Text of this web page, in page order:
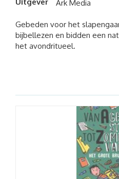
Ark Media
Gebeden voor het
bijbellezen en bidden een
het avondritueel.